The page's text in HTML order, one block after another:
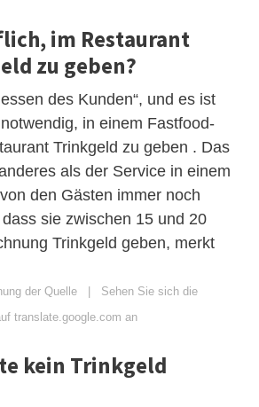
im Restaurant
zu geben?
des Kunden“, und es ist
in einem Fastfood-
Trinkgeld zu geben . Das
als der Service in einem
den Gästen immer noch
sie zwischen 15 und 20
Trinkgeld geben, merkt
der Quelle | Sehen Sie sich die
translate.google.com an
kein Trinkgeld